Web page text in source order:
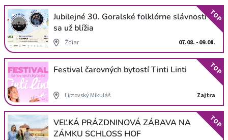
Jubilejné 30. Goralské folklórne slávnosti
sa už blížia
Ždiar 07.08. - 09.08.
TOP
Festival čarovných bytostí Tinti Linti
Liptovský Mikuláš Zajtra
TOP
VEĽKÁ PRÁZDNINOVÁ ZÁBAVA NA
ZÁMKU SCHLOSS HOF
TOP